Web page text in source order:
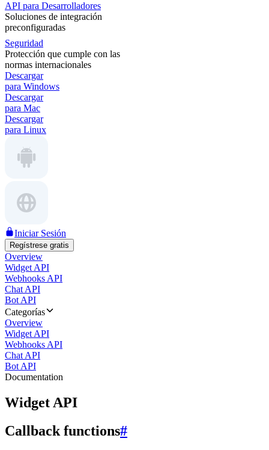
API para Desarrolladores
Soluciones de integración
preconfiguradas
Seguridad
Protección que cumple con las
normas internacionales
Descargar
para Windows
Descargar
para Mac
Descargar
para Linux
Iniciar Sesión
Regístrese gratis
Overview
Widget API
Webhooks API
Chat API
Bot API
Categorías
Overview
Widget API
Webhooks API
Chat API
Bot API
Documentation
Widget API
Callback functions#